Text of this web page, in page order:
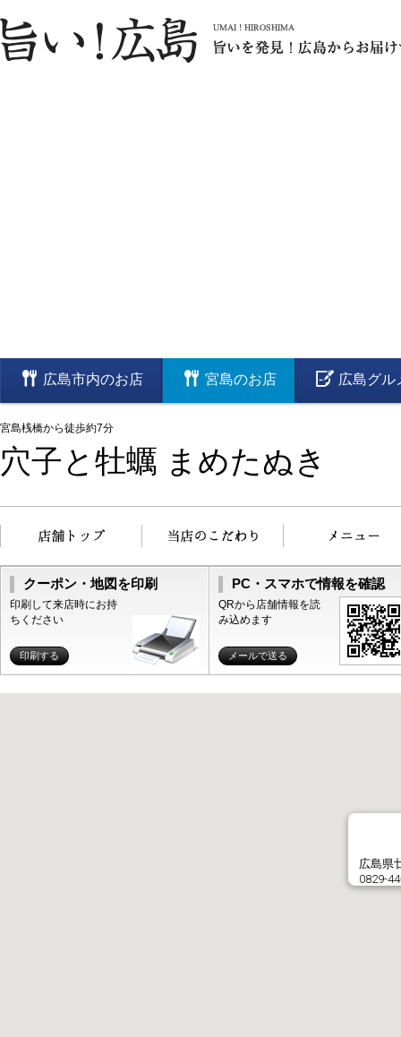
広島市内のお店 宮島のお店 広島グル
宮島桟橋から徒歩約7分
穴子と牡蠣 まめたぬき
クーポン・地図を印刷
印刷して来店時にお持
ちください
印刷する
PC・スマホで情報を確認
QRから店舗情報を読
み込めます
メールで送る
広島県
0829-